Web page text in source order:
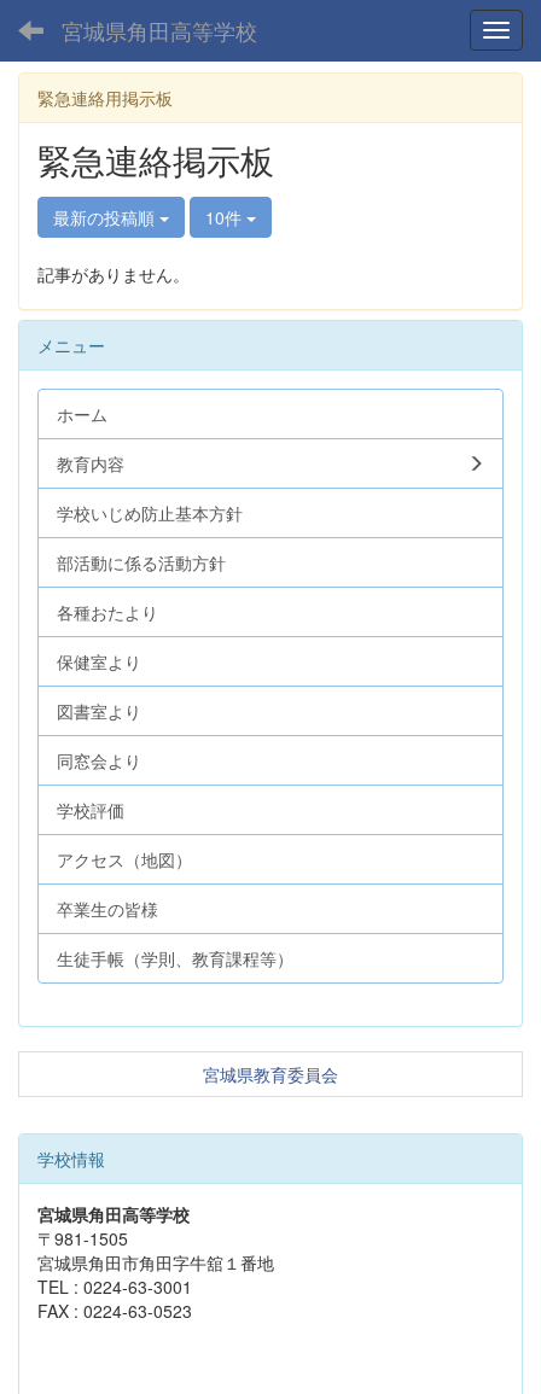
宮城県角田高等学校
緊急連絡用掲示板
緊急連絡掲示板
最新の投稿順 10件
記事がありません。
メニュー
ホーム
教育内容
学校いじめ防止基本方針
部活動に係る活動方針
各種おたより
保健室より
図書室より
同窓会より
学校評価
アクセス（地図）
卒業生の皆様
生徒手帳（学則、教育課程等）
宮城県教育委員会
学校情報
宮城県角田高等学校
〒981-1505
宮城県角田市角田字牛舘１番地
TEL : 0224-63-3001
FAX : 0224-63-0523